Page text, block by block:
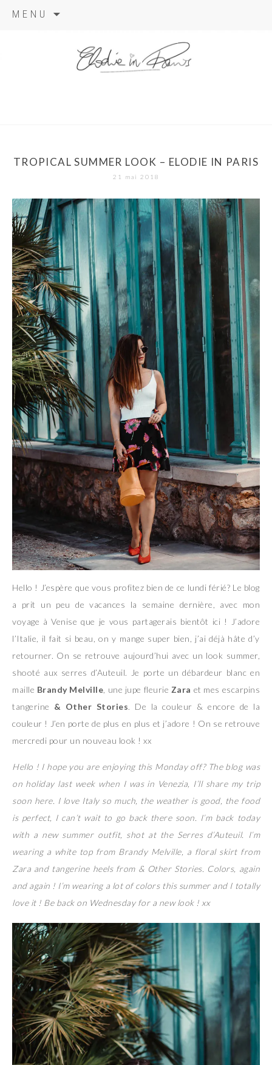
MENU
TROPICAL SUMMER LOOK – ELODIE IN PARIS
21 mai 2018
Hello ! J’espère que vous profitez bien de ce lundi férié? Le blog
a prit un peu de vacances la semaine dernière, avec mon
voyage à Venise que je vous partagerais bientôt ici ! J’adore
l’Italie, il fait si beau, on y mange super bien, j’ai déjà hâte d’y
retourner. On se retrouve aujourd’hui avec un look summer,
shooté aux serres d’Auteuil. Je porte un débardeur blanc en
maille Brandy Melville , une jupe fleurie Zara et mes escarpins
tangerine & Other Stories. De la couleur & encore de la
couleur ! J’en porte de plus en plus et j’adore ! On se retrouve
mercredi pour un nouveau look ! xx
Hello ! I hope you are enjoying this Monday off? The blog was
on holiday last week when I was in Venezia, I’ll share my trip
soon here. I love Italy so much, the weather is good, the food
is perfect, I can’t wait to go back there soon. I’m back today
with a new summer outfit, shot at the Serres d’Auteuil. I’m
wearing a white top from Brandy Melville, a floral skirt from
Zara and tangerine heels from & Other Stories. Colors, again
and again ! I’m wearing a lot of colors this summer and I totally
love it ! Be back on Wednesday for a new look ! xx